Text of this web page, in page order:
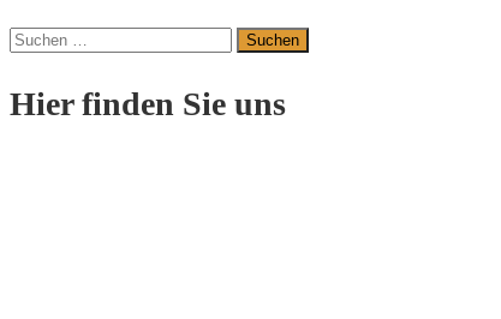
Suchen
Hier finden Sie uns